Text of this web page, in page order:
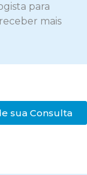
para
mais
sua Consulta